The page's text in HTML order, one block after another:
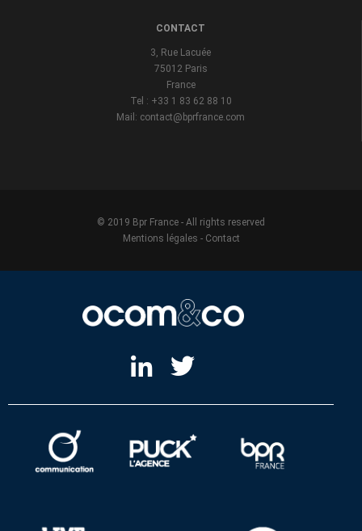
CONTACT
3, Rue Lacuée
75012 Paris
France
Tel : +33 1 83 62 88 10
Mail: contact@bprfrance.com
© 2019 Bpr France - All rights reserved
Mentions légales - Contact